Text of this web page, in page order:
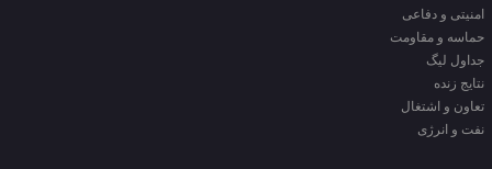
امنیتی و دفاعی
حماسه و مقاومت
جداول لیگ
نتایج زنده
تعاون و اشتغال
نفت و انرژی